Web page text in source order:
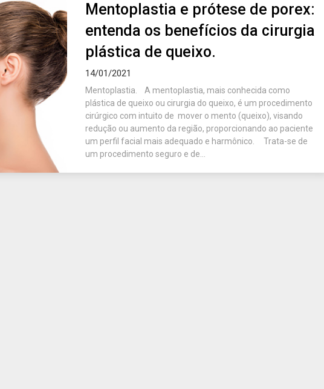
Mentoplastia e prótese de porex:
entenda os benefícios da cirurgia
plástica de queixo.
14/01/2021
Mentoplastia. A mentoplastia, mais conhecida como
plástica de queixo ou cirurgia do queixo, é um procedimento
cirúrgico com intuito de mover o mento (queixo), visando
redução ou aumento da região, proporcionando ao paciente
um perfil facial mais adequado e harmônico. Trata-se de
um procedimento seguro e de...